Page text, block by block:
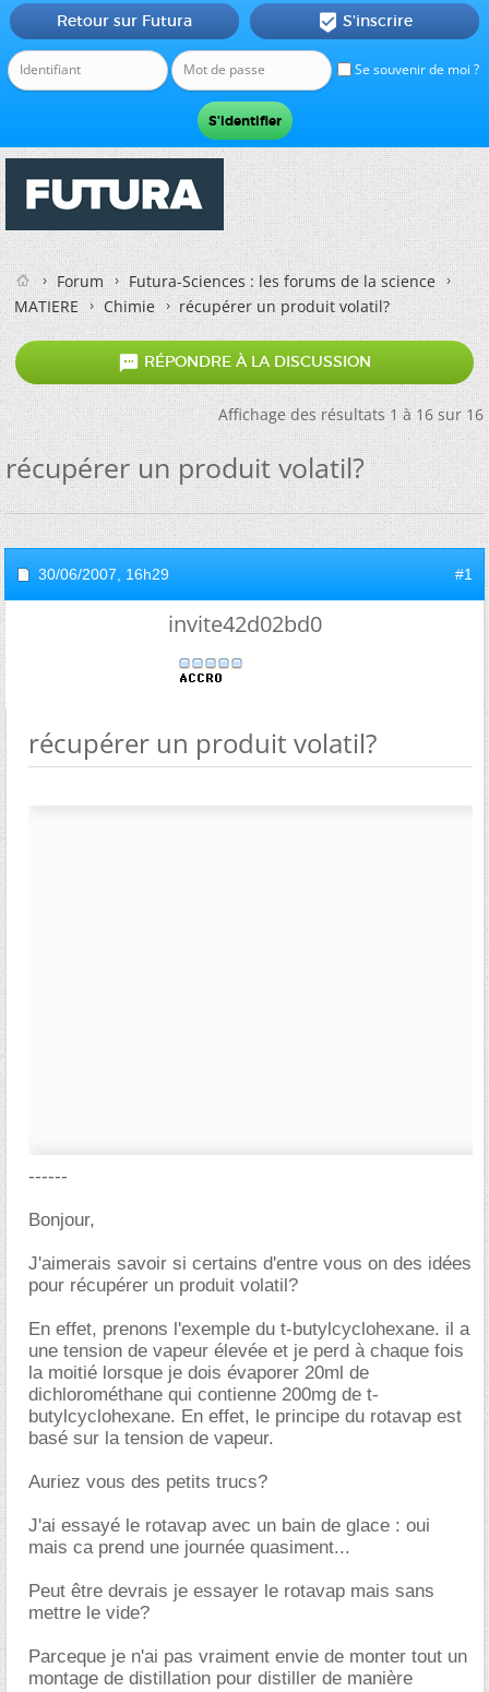
Se souvenir de moi ?
Retour sur Futura  S'inscrire
Forum
Futura-Sciences : les forums de la science
MATIERE
Chimie récupérer un produit volatil?
 RÉPONDRE À LA DISCUSSION
Affichage des résultats 1 à 16 sur 16
récupérer un produit volatil?
30/06/2007, 16h29 #1
invite42d02bd0
récupérer un produit volatil?
------
Bonjour,
J'aimerais savoir si certains d'entre vous on des idées
pour récupérer un produit volatil?
En effet, prenons l'exemple du t-butylcyclohexane. il a
une tension de vapeur élevée et je perd à chaque fois
la moitié lorsque je dois évaporer 20ml de
dichlorométhane qui contienne 200mg de t-
butylcyclohexane. En effet, le principe du rotavap est
basé sur la tension de vapeur.
Auriez vous des petits trucs?
J'ai essayé le rotavap avec un bain de glace : oui
mais ca prend une journée quasiment...
Peut être devrais je essayer le rotavap mais sans
mettre le vide?
Parceque je n'ai pas vraiment envie de monter tout un
montage de distillation pour distiller de manière